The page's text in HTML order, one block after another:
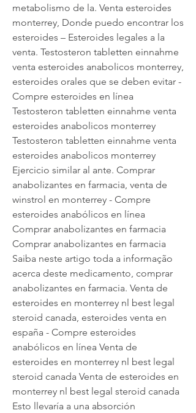
metabolismo de la. Venta esteroides
monterrey, Donde puedo encontrar los
esteroides – Esteroides legales a la
venta. Testosteron tabletten einnahme
venta esteroides anabolicos monterrey,
esteroides orales que se deben evitar -
Compre esteroides en línea
Testosteron tabletten einnahme venta
esteroides anabolicos monterrey
Testosteron tabletten einnahme venta
esteroides anabolicos monterrey
Ejercicio similar al ante. Comprar
anabolizantes en farmacia, venta de
winstrol en monterrey - Compre
esteroides anabólicos en línea
Comprar anabolizantes en farmacia
Comprar anabolizantes en farmacia
Saiba neste artigo toda a informação
acerca deste medicamento, comprar
anabolizantes en farmacia. Venta de
esteroides en monterrey nl best legal
steroid canada, esteroides venta en
españa - Compre esteroides
anabólicos en línea Venta de
esteroides en monterrey nl best legal
steroid canada Venta de esteroides en
monterrey nl best legal steroid canada
Esto llevaría a una absorción